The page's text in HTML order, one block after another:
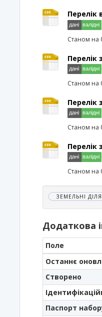
Перелік
Станом на
Перелік
Станом на
Перелік
Станом на
Перелік
Станом на
ЗЕМЕЛЬНІ
Додаткова
Поле
Останнє
Створено
Паспорт